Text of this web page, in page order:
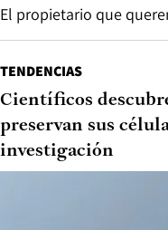
El propietario que
TENDENCIAS
Científicos
preservan sus
investigación